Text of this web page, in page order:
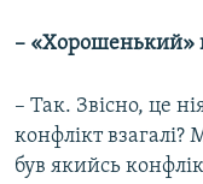
– «Хорошенький»
– Так. Звісно, це
конфлікт
був якийсь